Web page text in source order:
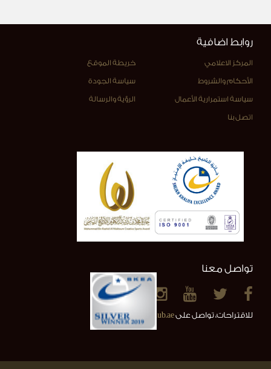
روابط اضافية
المركز الاعلامي خريطة الموقع
الأحكام والشروط سياسة الجودة
سياسة استمرارية الأعمال الرؤية والرسالة
اتصل بنا
تواصل معنا
للاقتراحات، تواصل علىinfo@alainclub.ae